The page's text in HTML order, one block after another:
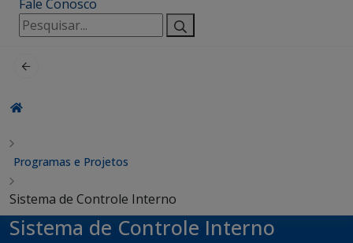
Fale Conosco
Pesquisar
por:
Programas e Projetos
Sistema de Controle Interno
Sistema de Controle Interno